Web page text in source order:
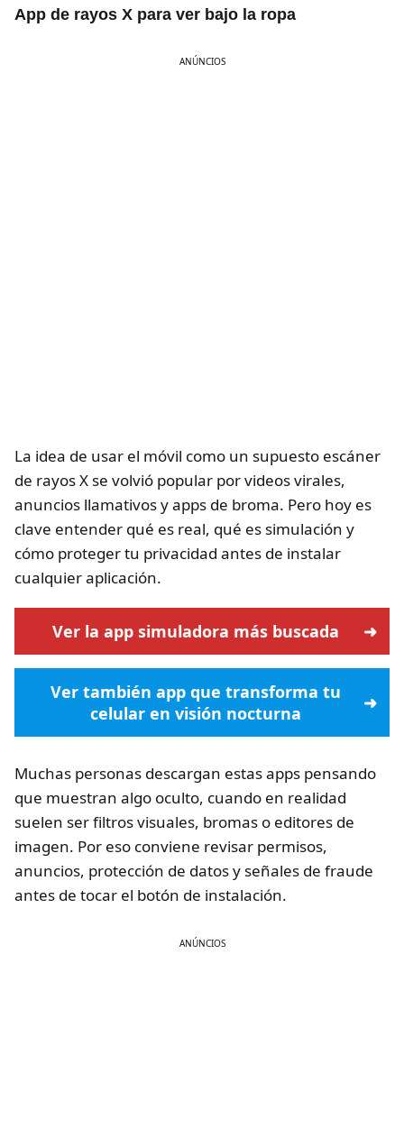
App de rayos X para ver bajo la ropa
ANÚNCIOS
La idea de usar el móvil como un supuesto escáner
de rayos X se volvió popular por videos virales,
anuncios llamativos y apps de broma. Pero hoy es
clave entender qué es real, qué es simulación y
cómo proteger tu privacidad antes de instalar
cualquier aplicación.
Ver la app simuladora más buscada
Ver también app que transforma tu
celular en visión nocturna
Muchas personas descargan estas apps pensando
que muestran algo oculto, cuando en realidad
suelen ser filtros visuales, bromas o editores de
imagen. Por eso conviene revisar permisos,
anuncios, protección de datos y señales de fraude
antes de tocar el botón de instalación.
ANÚNCIOS